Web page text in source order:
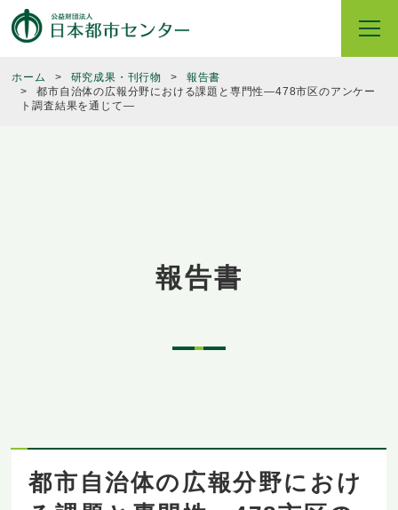
ホーム 研究成果・刊行物
報告書
都市自治体の広報分野における課題と専門性―478市区のアンケー
ト調査結果を通じて―
報告書
都市自治体の広報分野におけ